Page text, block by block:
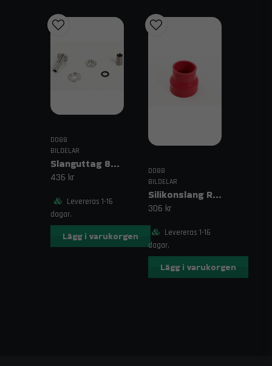
DO88
BILDELAR
Slanguttag 8mm (5/16")
436 kr
Levereras 1-16
dagar.
Lägg i varukorgen
DO88
BILDELAR
Silikonslang Röd 3–4" (76–102mm)
306 kr
Levereras 1-16
dagar.
Lägg i varukorgen